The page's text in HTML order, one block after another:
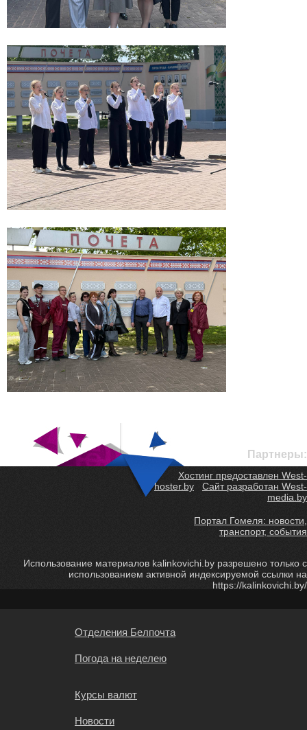
Партнеры:
Хостинг предоставлен West-
hoster.by
Сайт разработан West-
media.by
Портал Гомеля: новости,
транспорт, события
Использование материалов kalinkovichi.by разрешено только с
использованием активной индексируемой ссылки на
https://kalinkovichi.by/
Отделения Белпочта
Погода на неделею
Курсы валют
Новости